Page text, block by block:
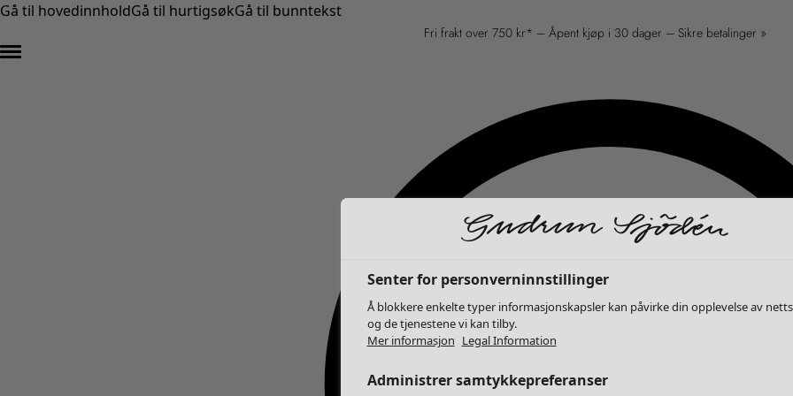
Gå til hovedinnholdGå til hurtigsøkGå til bunntekst
Fri frakt over 750 kr* – Åpent kjøp i 30 dager – Sikre betalinger »
Senter for personverninnstillinger
Å blokkere enkelte typer informasjonskapsler kan påvirke din opplevelse av
og de tjenestene vi kan tilby.
Mer informasjon Legal Information
Administrer samtykkepreferanser